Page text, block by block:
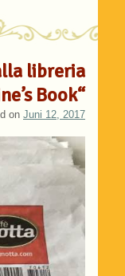
libreria
Book“
on Juni 12, 2017